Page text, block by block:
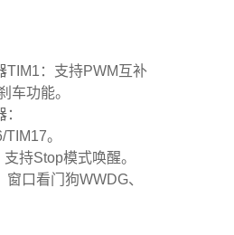
TIM1：支持PWM互补
车功能。
。
持Stop模式唤醒。
口看门狗WWDG、